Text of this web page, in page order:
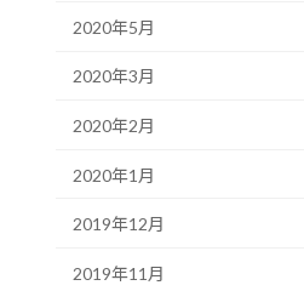
2020年5月
2020年3月
2020年2月
2020年1月
2019年12月
2019年11月